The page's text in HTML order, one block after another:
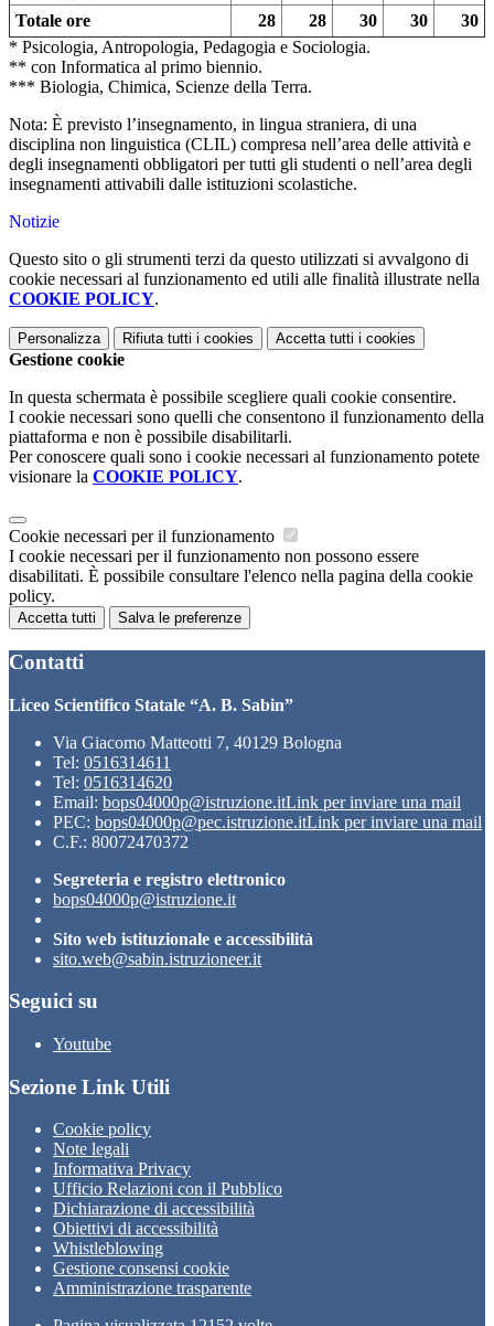
Totale ore 28 28 30 30
30
* Psicologia, Antropologia, Pedagogia e Sociologia.
** con Informatica al primo biennio.
*** Biologia, Chimica, Scienze della Terra.
Nota: È previsto l’insegnamento, in lingua straniera, di una
disciplina non linguistica (CLIL) compresa nell’area delle attività e
degli insegnamenti obbligatori per tutti gli studenti o nell’area degli
insegnamenti attivabili dalle istituzioni scolastiche.
Notizie
Questo sito o gli strumenti terzi da questo utilizzati si avvalgono di
cookie necessari al funzionamento ed utili alle finalità illustrate nella
COOKIE POLICY.
Personalizza Rifiuta tutti i cookies Accetta tutti i cookies
Gestione cookie
In questa schermata è possibile scegliere quali cookie consentire.
I cookie necessari sono quelli che consentono il funzionamento della
piattaforma e non è possibile disabilitarli.
Per conoscere quali sono i cookie necessari al funzionamento potete
visionare la COOKIE POLICY.
Cookie necessari per il funzionamento
I cookie necessari per il funzionamento non possono essere
disabilitati. È possibile consultare l'elenco nella pagina della cookie
policy.
Accetta tutti Salva le preferenze
Contatti
Liceo Scientifico Statale “A. B. Sabin”
Via Giacomo Matteotti 7, 40129 Bologna
Tel: 0516314611
Tel: 0516314620
Email: bops04000p@istruzione.itLink per inviare una mail
PEC: bops04000p@pec.istruzione.itLink per inviare una mail
C.F.: 80072470372
Segreteria e registro elettronico
bops04000p@istruzione.it
Sito web istituzionale e accessibilità
sito.web@sabin.istruzioneer.it
Seguici su
Youtube
Sezione Link Utili
Cookie policy
Note legali
Informativa Privacy
Ufficio Relazioni con il Pubblico
Dichiarazione di accessibilità
Obiettivi di accessibilità
Whistleblowing
Gestione consensi cookie
Amministrazione trasparente